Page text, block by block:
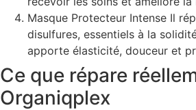
Masque Protecteur Intense Il
disulfures, essentiels à la
apporte élasticité, douceur et
Ce que répare
Organiqplex